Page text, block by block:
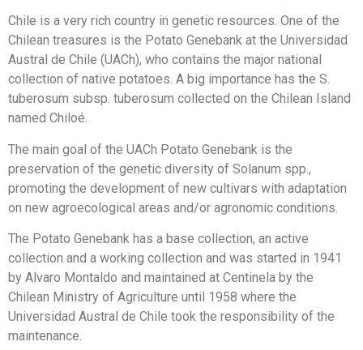
Chile is a very rich country in genetic resources. One of the
Chilean treasures is the Potato Genebank at the Universidad
Austral de Chile (UACh), who contains the major national
collection of native potatoes. A big importance has the S.
tuberosum subsp. tuberosum collected on the Chilean Island
named Chiloé.
The main goal of the UACh Potato Genebank is the
preservation of the genetic diversity of Solanum spp.,
promoting the development of new cultivars with adaptation
on new agroecological areas and/or agronomic conditions.
The Potato Genebank has a base collection, an active
collection and a working collection and was started in 1941
by Alvaro Montaldo and maintained at Centinela by the
Chilean Ministry of Agriculture until 1958 where the
Universidad Austral de Chile took the responsibility of the
maintenance.